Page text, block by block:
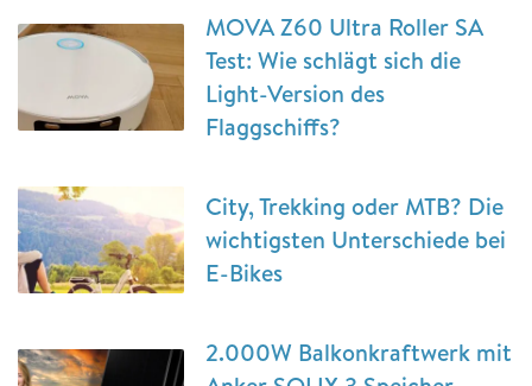
MOVA Z60 Ultra Roller SA
Test: Wie schlägt sich die
Light-Version des
Flaggschiffs?
City, Trekking oder MTB? Die
wichtigsten Unterschiede bei
E-Bikes
2.000W Balkonkraftwerk mit